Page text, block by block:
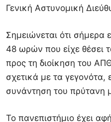
Γενική Αστυνομική
Σημειώνεται ότι σήμερα
48 ωρών που είχε θέσει
προς τη διοίκηση του
σχετικά με τα γεγονότα,
συνάντηση του πρύτανη
Το πανεπιστήμιο έχει